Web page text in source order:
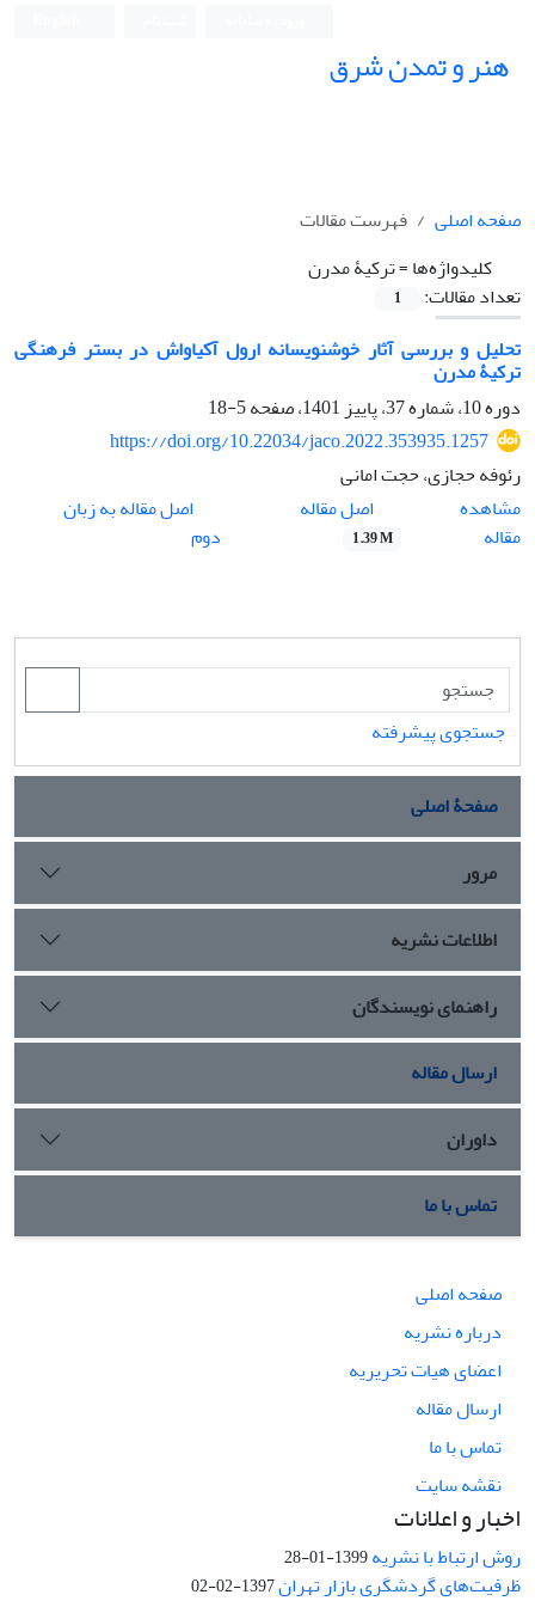
هنر و تمدن شرق
صفحه اصلی
فهرست مقالات
کلیدواژه‌ها =ترکیۀ مدرن
تعداد مقالات:
1
تحلیل و بررسی آثار خوشنویسانه ارول آکیاواش در بستر فرهنگی
ترکیۀ مدرن
دوره 10، شماره 37، پاییز 1401، صفحه
5-18
https://doi.org/10.22034/jaco.2022.353935.1257
رئوفه حجازی، حجت امانی
مشاهده
مقاله
اصل مقاله
1.39 M
اصل مقاله به زبان
دوم
جستجوی پیشرفته
صفحۀ اصلی
مرور
اطلاعات نشریه
راهنمای نویسندگان
ارسال مقاله
داوران
تماس با ما
صفحه اصلی
درباره نشریه
اعضای هیات تحریریه
ارسال مقاله
تماس با ما
نقشه سایت
اخبار و اعلانات
روش ارتباط با نشریه1399-01-28
ظرفیت‌های گردشگری بازار تهران1397-02-02